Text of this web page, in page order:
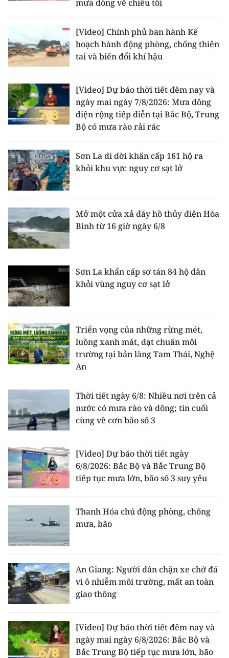
mưa dông về chiều tối
[Video] Chính phủ ban hành Kế
hoạch hành động phòng, chống thiên
tai và biến đổi khí hậu
[Video] Dự báo thời tiết đêm nay và
ngày mai ngày 7/8/2026: Mưa dông
diện rộng tiếp diễn tại Bắc Bộ, Trung
Bộ có mưa rào rải rác
Sơn La di dời khẩn cấp 161 hộ ra
khỏi khu vực nguy cơ sạt lở
Mở một cửa xả đáy hồ thủy điện Hòa
Bình từ 16 giờ ngày 6/8
Sơn La khẩn cấp sơ tán 84 hộ dân
khỏi vùng nguy cơ sạt lở
Triển vọng của những rừng mét,
luồng xanh mát, đạt chuẩn môi
trường tại bản làng Tam Thái, Nghệ
An
Thời tiết ngày 6/8: Nhiều nơi trên cả
nước có mưa rào và dông; tin cuối
cùng về cơn bão số 3
[Video] Dự báo thời tiết ngày
6/8/2026: Bắc Bộ và Bắc Trung Bộ
tiếp tục mưa lớn, bão số 3 suy yếu
Thanh Hóa chủ động phòng, chống
mưa, bão
An Giang: Người dân chặn xe chở đá
vì ô nhiễm môi trường, mất an toàn
giao thông
[Video] Dự báo thời tiết đêm nay và
ngày mai ngày 6/8/2026: Bắc Bộ và
Bắc Trung Bộ tiếp tục mưa lớn, bão